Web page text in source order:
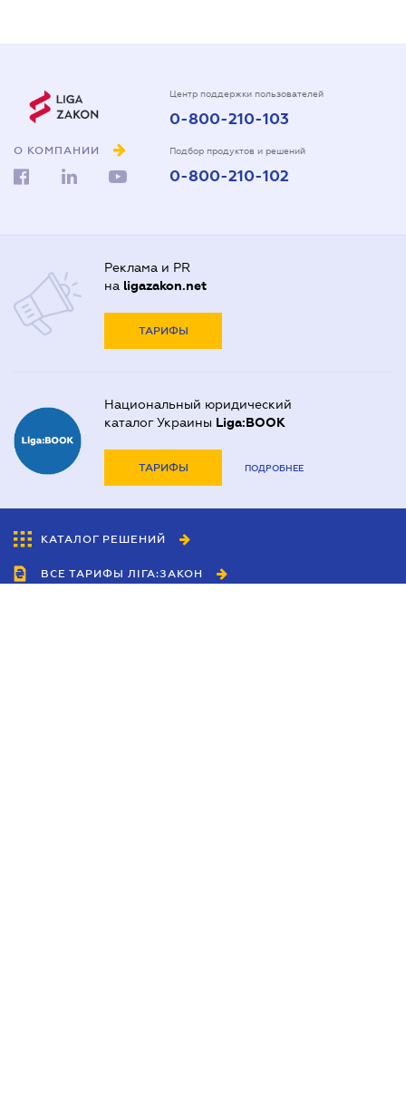
О КОМПАНИИ
Центр поддержки пользователей
0-800-210-103
Подбор продуктов и решений
0-800-210-102
Реклама и PR
на ligazakon.net
ТАРИФЫ
Национальный юридический
каталог Украины Liga:BOOK
ТАРИФЫ ПОДРОБНЕЕ
КАТАЛОГ РЕШЕНИЙ
ВСЕ ТАРИФЫ ЛІГА:ЗАКОН